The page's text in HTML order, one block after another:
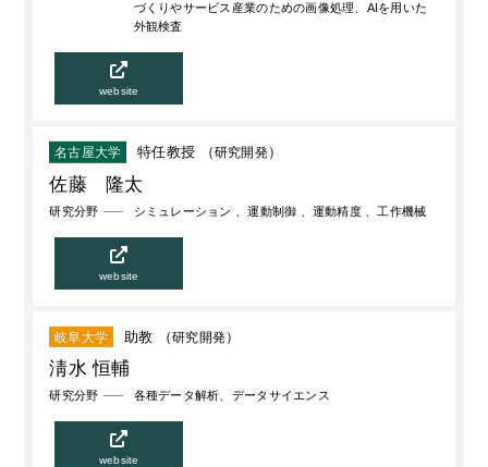
づくりやサービス産業のための画像処理、AIを用いた
外観検査
website
名古屋大学 特任教授 （研究開発）
佐藤 隆太
研究分野 シミュレーション 、運動制御 、運動精度 、工作機械
website
岐阜大学 助教 （研究開発）
淸水 恒輔
研究分野 各種データ解析、データサイエンス
website